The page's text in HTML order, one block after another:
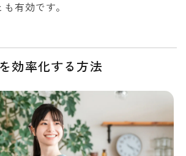
有効です。
効率化する方法